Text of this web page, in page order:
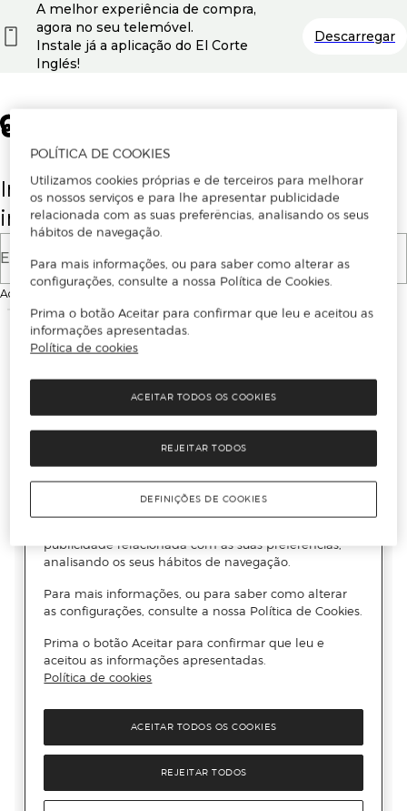
Insira o seu email para se registar ou
iniciar sessão.
E-mail
Ao continuar, aceitas as
A melhor experiência de compra,
agora no seu telemóvel.
Instale já a aplicação do El Corte
Inglés!
Descarregar
POLÍTICA DE COOKIES
Utilizamos cookies próprias e de terceiros para melhorar
os nossos serviços e para lhe apresentar publicidade
relacionada com as suas preferências, analisando os seus
hábitos de navegação.
Para mais informações, ou para saber como alterar as
configurações, consulte a nossa Política de Cookies.
Prima o botão Aceitar para confirmar que leu e aceitou as
informações apresentadas.
Política de cookies
REJEITAR TODOS
ACEITAR TODOS OS COOKIES
DEFINIÇÕES DE COOKIES